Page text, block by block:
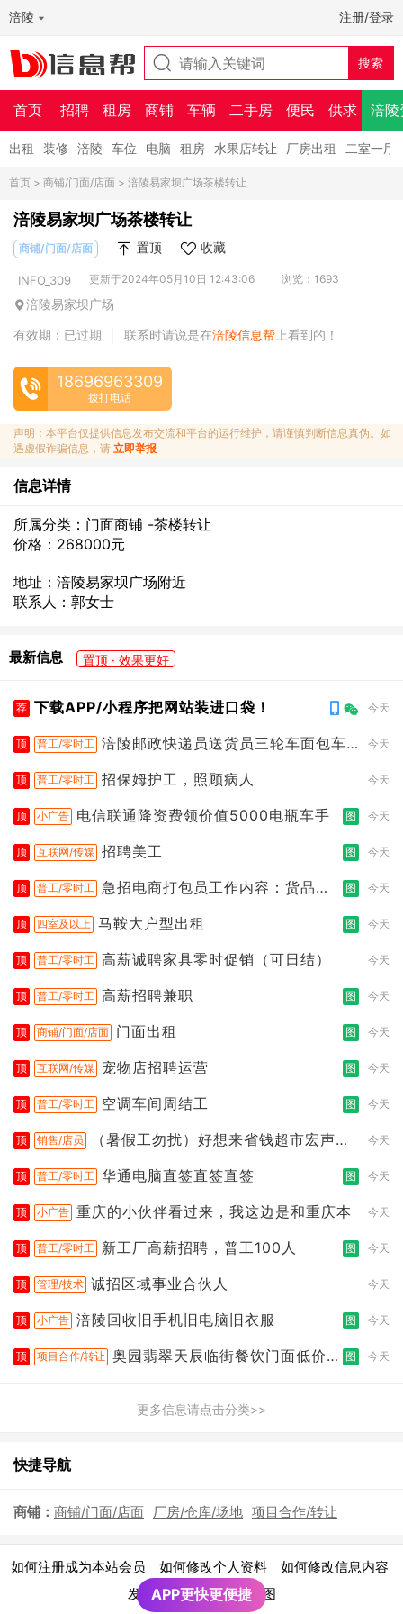
涪陵 注册/登录
首页 招聘 租房 商铺 车辆 二手房 便民 供求 涪陵
出租 装修 涪陵 车位 电脑 租房 水果店转让 厂房出租 二室一厅
首页 > 商铺/门面/店面 > 涪陵易家坝广场茶楼转让
涪陵易家坝广场茶楼转让
商铺/门面/店面 置顶 收藏
INFO_309 更新于2024年05月10日 12:43:06 浏览：1693
涪陵易家坝广场
有效期：已过期
联系时请说是在涪陵信息帮 上看到的！
18696963309
拨打电话
声明：本平台仅提供信息发布交流和平台的运行维护，请谨慎判断信息真伪。如
遇虚假诈骗信息，请 立即举报
信息详情
所属分类：门面商铺 -茶楼转让
价格：268000元
地址：涪陵易家坝广场附近
联系人：郭女士
最新信息 置顶 · 效果更好
荐 下载APP/小程序把网站装进口袋！ 今天
顶 普工/零时工 涪陵邮政快递员送货员三轮车面包车
今天
顶 普工/零时工 招保姆护工，照顾病人 今天
顶 小广告 电信联通降资费领价值5000电瓶车手 图 今天
顶 互联网/传媒 招聘美工 图 今天
顶 普工/零时工 急招电商打包员工作内容：货品分
图 今天
顶 四室及以上 马鞍大户型出租 图 今天
顶 普工/零时工 高薪诚聘家具零时促销（可日结） 今天
顶 普工/零时工 高薪招聘兼职 图 今天
顶 商铺/门面/店面 门面出租 图 今天
顶 互联网/传媒 宠物店招聘运营 图 今天
顶 普工/零时工 空调车间周结工 图 今天
顶 销售/店员
（暑假工勿扰）好想来省钱超市宏声桥
今天
顶 普工/零时工 华通电脑直签直签直签 图 今天
顶 小广告 重庆的小伙伴看过来，我这边是和重庆本 今天
顶 普工/零时工 新工厂高薪招聘，普工100人 图 今天
顶 管理/技术 诚招区域事业合伙人 今天
顶 小广告 涪陵回收旧手机旧电脑旧衣服 图 今天
顶 项目合作/转让 奥园翡翠天辰临街餐饮门面低价转
图 今天
更多信息请点击分类>>
快捷导航
商铺： 商铺/门面/店面 厂房/仓库/场地 项目合作/转让
如何注册成为本站会员 如何修改个人资料 如何修改信息内容
发布广告须知 | 网站地图
APP更快更便捷